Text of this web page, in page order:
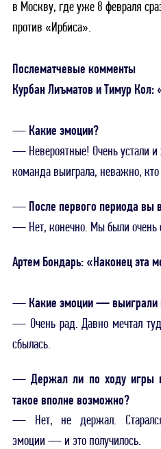
в Москву, где уже 8 февраля
против «Ирбиса».
Послематчевые комменты
Курбан Лиъматов и Тимур
— Какие эмоции?
— Невероятные! Очень устали
команда выиграла, неважно, кто
— После первого периода вы
— Нет, конечно. Мы были очень
Артем Бондарь: «Наконец эта
— Какие эмоции — выиграли
— Очень рад. Давно мечтал
сбылась.
—Держал ли по ходу игры
такое вполне возможно?
— Нет, не держал. Старался
эмоции — и это получилось.